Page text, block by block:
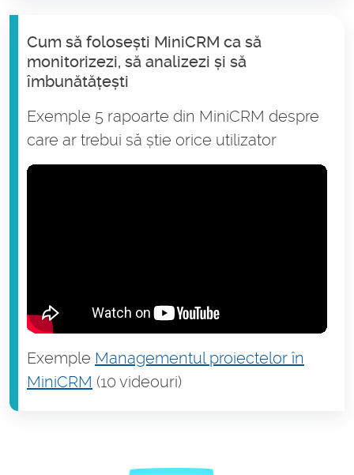
Cum să folosești MiniCRM ca să
monitorizezi, să analizezi și să
îmbunătățești
Exemple 5 rapoarte din MiniCRM despre
care ar trebui să știe orice utilizator
Exemple Managementul proiectelor în
MiniCRM (10 videouri)